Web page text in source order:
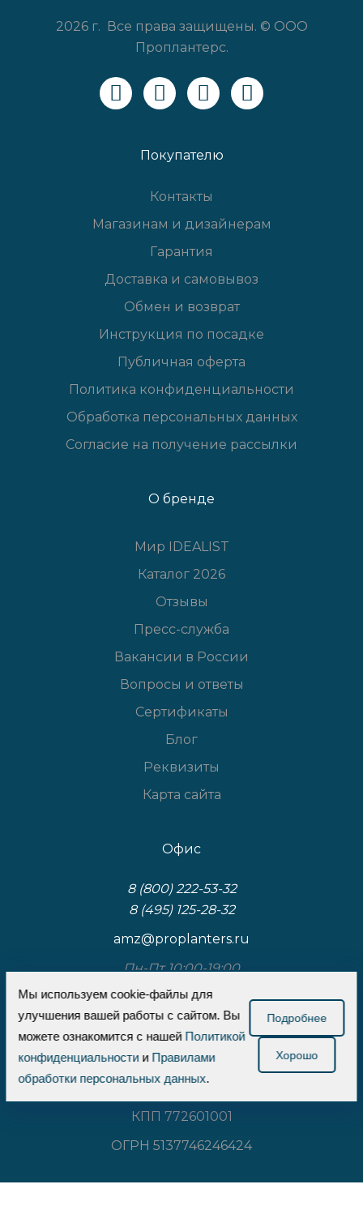
2026 г. Все права защищены. © ООО
Проплантерс.
Покупателю
Контакты
Магазинам и дизайнерам
Гарантия
Доставка и самовывоз
Обмен и возврат
Инструкция по посадке
Публичная оферта
Политика конфиденциальности
Обработка персональных данных
Согласие на получение рассылки
О бренде
Мир IDEALIST
Каталог 2026
Отзывы
Пресс-служба
Вакансии в России
Вопросы и ответы
Сертификаты
Блог
Реквизиты
Карта сайта
Офис
8 (800) 222-53-32
8 (495) 125-28-32
amz@proplanters.ru
Пн-Пт 10:00-19:00
117587, Москва, Варшавское шоссе, д.125, к.3,
стр.1
ООО «Проплантерс»
ИНН 7726737710
КПП 772601001
ОГРН 5137746246424
Мы используем cookie-файлы для
улучшения вашей работы с сайтом. Вы
можете ознакомится с нашей Политикой
конфиденциальностии Правилами
обработки персональных данных.
Подробнее
Хорошо